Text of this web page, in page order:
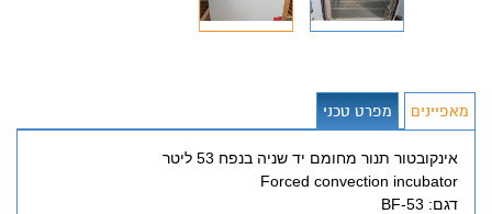
מאפיינים מפרט טכני
אינקובטור תנור מחומם יד שניה בנפח 53 ליטר
Forced convection incubator
דגם: BF-53